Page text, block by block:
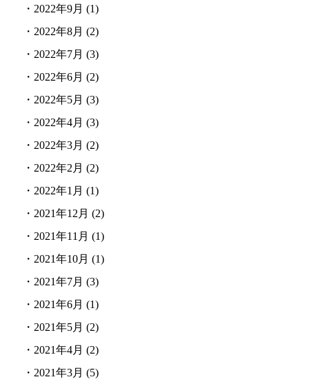
・ 2022年9月 (1)
・ 2022年8月 (2)
・ 2022年7月 (3)
・ 2022年6月 (2)
・ 2022年5月 (3)
・ 2022年4月 (3)
・ 2022年3月 (2)
・ 2022年2月 (2)
・ 2022年1月 (1)
・ 2021年12月 (2)
・ 2021年11月 (1)
・ 2021年10月 (1)
・ 2021年7月 (3)
・ 2021年6月 (1)
・ 2021年5月 (2)
・ 2021年4月 (2)
・ 2021年3月 (5)